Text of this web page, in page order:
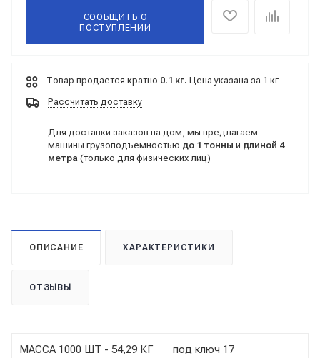
СООБЩИТЬ О
ПОСТУПЛЕНИИ
Товар продается кратно 0.1 кг. Цена указана за 1 кг
Рассчитать доставку
Для доставки заказов на дом, мы предлагаем
машины грузоподъемностью до 1 тонны и длиной 4
метра (только для физических лиц)
ОПИСАНИЕ ХАРАКТЕРИСТИКИ
ОТЗЫВЫ
МАССА 1000 ШТ - 54,29 КГ под ключ 17